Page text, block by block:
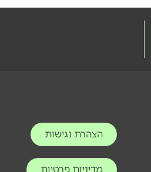
הצהרת נגישות
מדיניות פרטיות